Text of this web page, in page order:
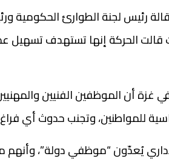
رئيس لجنة الطوارئ الحكومية
قالت الحركة إنها تستهدف تسهيل
غزة أن الموظفين الفنيين
للمواطنين، وتجنب حدوث أي
الإداري يُعدّون “موظفي دولة”،